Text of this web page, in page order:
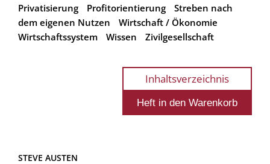
Privatisierung
Profitorientierung
Streben nach
dem eigenen Nutzen
Wirtschaft / Ökonomie
Wirtschaftssystem
Wissen Zivilgesellschaft
Inhaltsverzeichnis
STEVE AUSTEN